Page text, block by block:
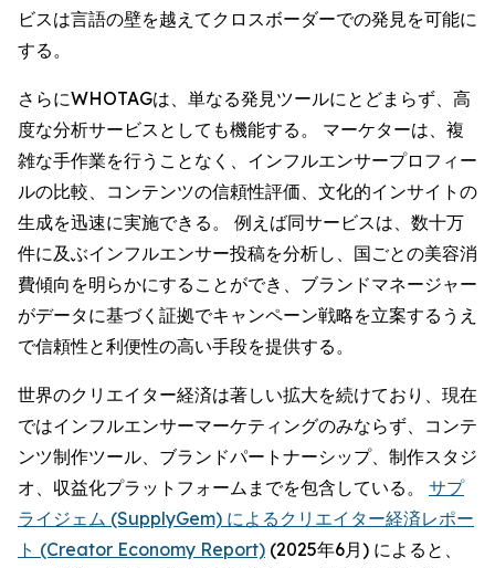
ビスは言語の壁を越えてクロスボーダーでの発見を可能に
する。
さらにWHOTAGは、単なる発見ツールにとどまらず、高
度な分析サービスとしても機能する。 マーケターは、複
雑な手作業を行うことなく、インフルエンサープロフィー
ルの比較、コンテンツの信頼性評価、文化的インサイトの
生成を迅速に実施できる。 例えば同サービスは、数十万
件に及ぶインフルエンサー投稿を分析し、国ごとの美容消
費傾向を明らかにすることができ、ブランドマネージャー
がデータに基づく証拠でキャンペーン戦略を立案するうえ
で信頼性と利便性の高い手段を提供する。
世界のクリエイター経済は著しい拡大を続けており、現在
ではインフルエンサーマーケティングのみならず、コンテ
ンツ制作ツール、ブランドパートナーシップ、制作スタジ
オ、収益化プラットフォームまでを包含している。 サプ
ライジェム (SupplyGem) によるクリエイター経済レポー
ト (Creator Economy Report) (2025年6月) によると、